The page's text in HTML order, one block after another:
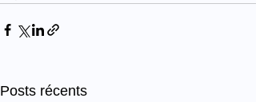
Posts récents